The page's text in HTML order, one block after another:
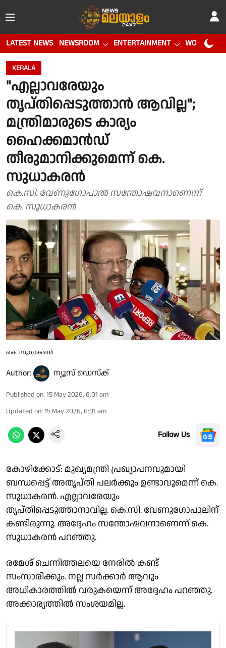
LATEST NEWS NEWSROOM ENTERTAINMENT WORLD CUP
KERALA
"എല്ലാവരേയും
തൃപ്തിപ്പെടുത്താൻ ആവില്ല";
മന്ത്രിമാരുടെ കാര്യം
ഹൈക്കമാൻഡ്
തീരുമാനിക്കുമെന്ന് കെ.
സുധാകരൻ
കെ.സി. വേണുഗോപാൽ സന്തോഷവനാണെന്ന്
കെ. സുധാകരൻ
കെ. സുധാകരൻ
Author: ന്യൂസ് ഡെസ്ക്
Published on: 15 May 2026, 6:01 am
Updated on: 15 May 2026, 6:01 am
Follow Us
കോഴിക്കോട്: മുഖ്യമന്ത്രി പ്രഖ്യാപനവുമായി
ബന്ധപ്പെട്ട് അതൃപ്തി പലർക്കും ഉണ്ടാവുമെന്ന് കെ.
സുധാകരൻ. എല്ലാവരേയും
തൃപ്തിപ്പെടുത്താനാവില്ല. കെ.സി. വേണുഗോപാലിന്
കണ്ടിരുന്നു. അദ്ദേഹം സന്തോഷവനാണെന്ന് കെ.
സുധാകരൻ പറഞ്ഞു.
രമേശ് ചെന്നിത്തലയെ നേരിൽ കണ്ട്
സംസാരിക്കും. നല്ല സർക്കാർ ആവും
അധികാരത്തിൽ വരുകയെന്ന് അദ്ദേഹം പറഞ്ഞു.
അക്കാര്യത്തിൽ സംശയമില്ല.